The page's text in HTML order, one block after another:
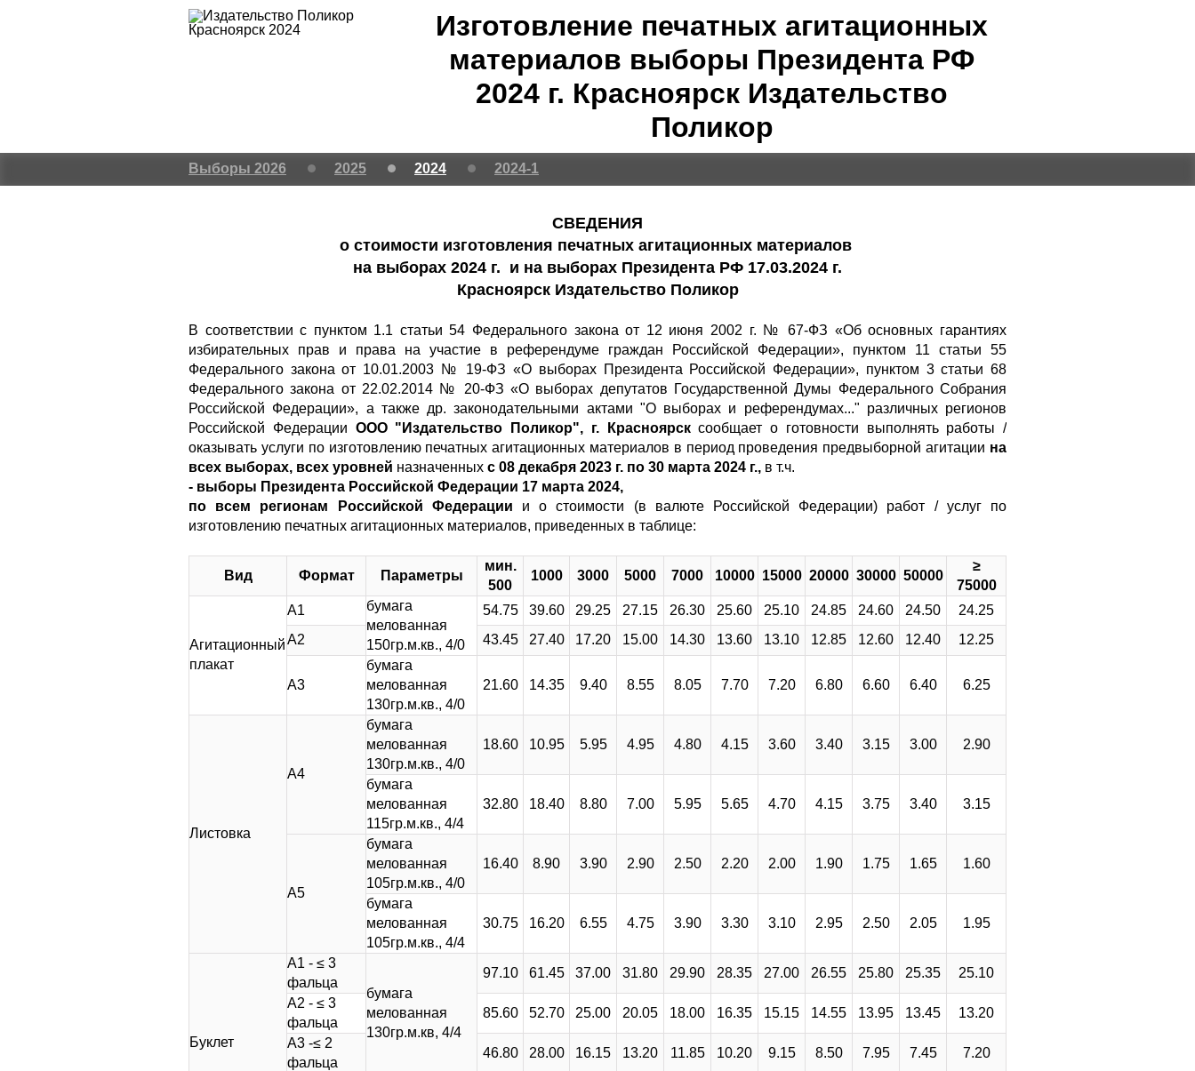
Изготовление печатных агитационных
материалов выборы Президента РФ
2024 г. Красноярск Издательство
Поликор
Выборы 2026 2025 2024 2024-1
СВЕДЕНИЯ
о стоимости изготовления печатных агитационных материалов
на выборах 2024 г. и на выборах Президента РФ 17.03.2024 г.
Красноярск Издательство Поликор
В соответствии с пунктом 1.1 статьи 54 Федерального закона от 12 июня 2002 г. № 67-ФЗ «Об основных гарантиях
избирательных прав и права на участие в референдуме граждан Российской Федерации», пунктом 11 статьи 55
Федерального закона от 10.01.2003 № 19-ФЗ «О выборах Президента Российской Федерации», пунктом 3 статьи 68
Федерального закона от 22.02.2014 № 20-ФЗ «О выборах депутатов Государственной Думы Федерального Собрания
Российской Федерации», а также др. законодательными актами "О выборах и референдумах..." различных регионов
Российской Федерации ООО "Издательство Поликор", г. Красноярсксообщает о готовности выполнять работы /
оказывать услуги по изготовлению печатных агитационных материалов в период проведения предвыборной агитации на
всех выборах, всех уровней назначенных с 08 декабря 2023 г. по 30 марта 2024 г., в т.ч.
- выборы Президента Российской Федерации 17 марта 2024,
по всем регионам Российской Федерации и о стоимости (в валюте Российской Федерации) работ / услуг по
изготовлению печатных агитационных материалов, приведенных в таблице:
Вид Формат Параметры
мин.
500
1000 3000 5000 7000 10000 15000 20000 30000 50000
≥
75000
Агитационный
плакат
А1
бумага
мелованная
150гр.м.кв., 4/0
54.75 39.60 29.25 27.15 26.30 25.60 25.10 24.85 24.60 24.50
24.25
А2
43.45 27.40 17.20 15.00 14.30 13.60 13.10 12.85 12.60 12.40 12.25
А3
бумага
мелованная
130гр.м.кв., 4/0
21.60 14.35 9.40 8.55 8.05 7.70 7.20 6.80 6.60 6.40 6.25
Листовка
А4
бумага
мелованная
130гр.м.кв., 4/0
18.60 10.95 5.95 4.95 4.80 4.15 3.60 3.40 3.15 3.00 2.90
бумага
мелованная
115гр.м.кв., 4/4
32.80 18.40 8.80 7.00 5.95 5.65 4.70 4.15 3.75 3.40 3.15
А5
бумага
мелованная
105гр.м.кв., 4/0
16.40 8.90 3.90 2.90 2.50 2.20 2.00 1.90 1.75 1.65 1.60
бумага
мелованная
105гр.м.кв., 4/4
30.75 16.20 6.55 4.75 3.90 3.30 3.10 2.95 2.50 2.05 1.95
Буклет
А1 - ≤ 3
фальца
бумага
мелованная
130гр.м.кв, 4/4
97.10 61.45 37.00 31.80 29.90 28.35 27.00 26.55 25.80 25.35
25.10
А2 - ≤ 3
фальца
85.60 52.70 25.00 20.05 18.00 16.35 15.15 14.55 13.95 13.45
13.20
А3 -≤ 2
фальца
46.80 28.00 16.15 13.20 11.85 10.20 9.15 8.50 7.95 7.45 7.20